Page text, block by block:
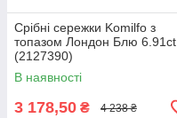
Срібні сережки Komilfo з
топазом Лондон Блю 6.91ct
(2127390)
В наявності
3 178,50 ₴ 4 238 ₴